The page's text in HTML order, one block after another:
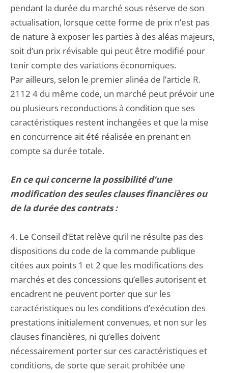
pendant la durée du marché sous réserve de son
actualisation, lorsque cette forme de prix n’est pas
de nature à exposer les parties à des aléas majeurs,
soit d’un prix révisable qui peut être modifié pour
tenir compte des variations économiques.
Par ailleurs, selon le premier alinéa de l’article R.
2112 4 du même code, un marché peut prévoir une
ou plusieurs reconductions à condition que ses
caractéristiques restent inchangées et que la mise
en concurrence ait été réalisée en prenant en
compte sa durée totale.
En ce qui concerne la possibilité d’une
modification des seules clauses financières ou
de la durée des contrats :
4. Le Conseil d’Etat relève qu’il ne résulte pas des
dispositions du code de la commande publique
citées aux points 1 et 2 que les modifications des
marchés et des concessions qu’elles autorisent et
encadrent ne peuvent porter que sur les
caractéristiques ou les conditions d’exécution des
prestations initialement convenues, et non sur les
clauses financières, ni qu’elles doivent
nécessairement porter sur ces caractéristiques et
conditions, de sorte que serait prohibée une